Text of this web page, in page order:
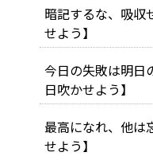
暗記するな、吸収
せよう】
今日の失敗は明日
日吹かせよう】
最高になれ、他は
せよう】